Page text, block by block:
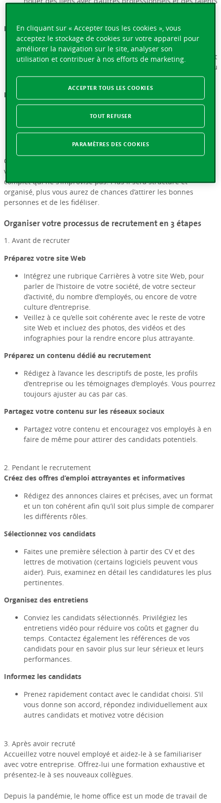
Intégrez les meilleures plateformes de recrutement.
Pour que de futurs candidats vous repèrent, assurez-vous
de publier vos offres d’emploi sur les sites de recrutement
les plus populaires en Suisse, tels que Indeed, LinkedIn ou
encore Jobup.
Rédigez des offres d’emploi claires et attrayantes.
Assurez-vous que vos annoncent soient bien écrites.
Indiquez clairement les responsabilités, les qualifications
requises ou encore les avantages liés au poste pour
lequel vous recrutez.
C’est souvent bien avant le premier entretien d’embauche que
vous attirez les meilleurs talents. Recruter est un processus
complet qui ne s’improvise pas. Plus il sera structuré et
organisé, plus vous aurez de chances d’attirer les bonnes
personnes et de les fidéliser.
Organiser votre processus de recrutement en 3 étapes
1. Avant de recruter
Préparez votre site Web
Intégrez une rubrique Carrières à votre site Web, pour
parler de l’histoire de votre société, de votre secteur
d’activité, du nombre d’employés, ou encore de votre
culture d’entreprise.
Veillez à ce qu’elle soit cohérente avec le reste de votre
site Web et incluez des photos, des vidéos et des
infographies pour la rendre encore plus attrayante.
Préparez un contenu dédié au recrutement
Rédigez à l’avance les descriptifs de poste, les profils
d’entreprise ou les témoignages d’employés. Vous pourrez
toujours ajuster au cas par cas.
Partagez votre contenu sur les réseaux sociaux
Partagez votre contenu et encouragez vos employés à en
faire de même pour attirer des candidats potentiels.
2. Pendant le recrutement
Créez des offres d’emploi attrayantes et informatives
Rédigez des annonces claires et précises, avec un format
et un ton cohérent afin qu’il soit plus simple de comparer
les différents rôles.
Sélectionnez vos candidats
Faites une première sélection à partir des CV et des
lettres de motivation (certains logiciels peuvent vous
aider). Puis, examinez en détail les candidatures les plus
pertinentes.
Organisez des entretiens
Conviez les candidats sélectionnés. Privilégiez les
entretiens vidéo pour réduire vos coûts et gagner du
temps. Contactez également les références de vos
candidats pour en savoir plus sur leur sérieux et leurs
performances.
Informez les candidats
Prenez rapidement contact avec le candidat choisi. S’il
vous donne son accord, répondez individuellement aux
autres candidats et motivez votre décision
3. Après avoir recruté
Accueillez votre nouvel employé et aidez-le à se familiariser
avec votre entreprise. Offrez-lui une formation exhaustive et
présentez-le à ses nouveaux collègues.
Depuis la pandémie, le home office est un mode de travail de
En cliquant sur « Accepter tous les cookies », vous
acceptez le stockage de cookies sur votre appareil pour
améliorer la navigation sur le site, analyser son
utilisation et contribuer à nos efforts de marketing.
TOUT REFUSER
ACCEPTER TOUS LES COOKIES
PARAMÈTRES DES COOKIES